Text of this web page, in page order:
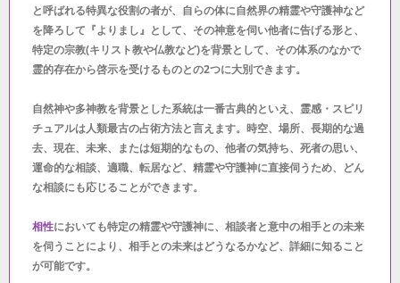
と呼ばれる特異な役割の者が、自らの体に自然界の精霊や守護神など
を降ろして『よりまし』として、その神意を伺い他者に告げる形と、
特定の宗教(キリスト教や仏教など)を背景として、その体系のなかで
霊的存在から啓示を受けるものとの2つに大別できます。
自然神や多神教を背景とした系統は一番古典的といえ、霊感・スピリ
チュアルは人類最古の占術方法と言えます。時空、場所、長期的な過
去、現在、未来、または短期的なもの、他者の気持ち、死者の思い、
運命的な相談、適職、転居など、精霊や守護神に直接伺うため、どん
な相談にも応じることができます。
相性においても特定の精霊や守護神に、相談者と意中の相手との未来
を伺うことにより、相手との未来はどうなるかなど、詳細に知ること
が可能です。